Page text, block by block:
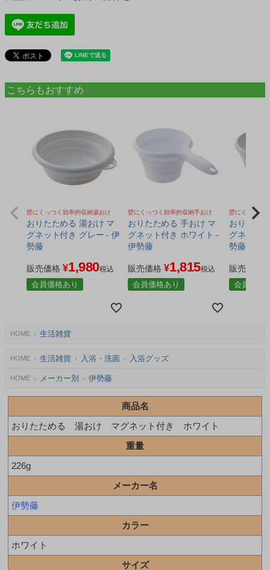
こちらもおすすめ
壁にくっつく効率的収納湯おけ
おりたためる 湯おけ マ
グネット付き グレー - 伊
勢藤
販売価格 ¥1,980税込
会員価格あり
壁にくっつく効率的収納手おけ
おりたためる 手おけ マ
グネット付き ホワイト -
伊勢藤
販売価格 ¥1,815税込
会員価格あり
壁にくっつく
おりたた
グネット
勢藤
販売価格
会員価格
HOME 生活雑貨
HOME 生活雑貨 入浴・洗面 入浴グッズ
HOME メーカー別 伊勢藤
商品名
おりたためる 湯おけ マグネット付き ホワイト
重量
226g
メーカー名
伊勢藤
カラー
ホワイト
サイズ